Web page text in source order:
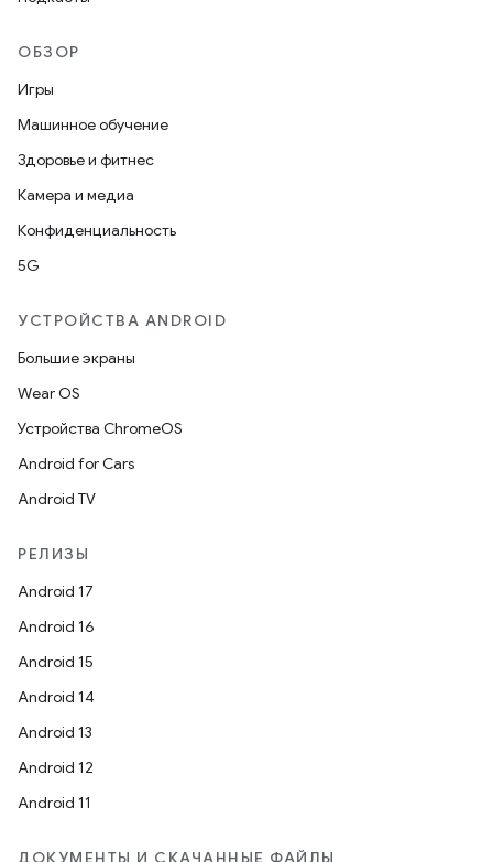
ОБЗОР
Игры
Машинное обучение
Здоровье и фитнес
Камера и медиа
Конфиденциальность
5G
УСТРОЙСТВА ANDROID
Большие экраны
Wear OS
Устройства ChromeOS
Android for Cars
Android TV
РЕЛИЗЫ
Android 17
Android 16
Android 15
Android 14
Android 13
Android 12
Android 11
ДОКУМЕНТЫ И СКАЧАННЫЕ ФАЙЛЫ